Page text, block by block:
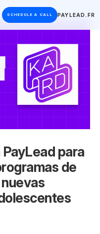
SCHEDULE A CALL PAYLEAD.FR
para
de